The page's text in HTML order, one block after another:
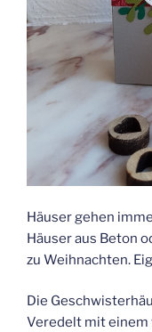
Häuser gehen
Häuser aus Beton
zu Weihnachten.
Die
Veredelt mit einem